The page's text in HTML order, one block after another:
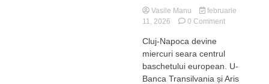
Vasile Manu
februarie
11, 2026
0 Commenton
nimic
la
BTarena!
Cluj-Napoca devine
miercuri seara centrul
baschetului european. U-
Banca Transilvania și Aris